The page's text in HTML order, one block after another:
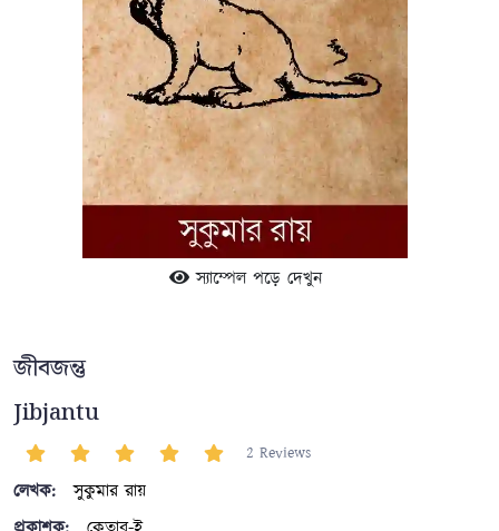
স্যাম্পেল পড়ে দেখুন
জীবজন্তু
Jibjantu
2 Reviews
লেখক:
সুকুমার রায়